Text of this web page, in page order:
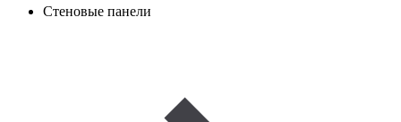
Стеновые панели